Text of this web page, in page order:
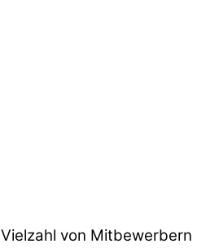
von Mitbewerbern